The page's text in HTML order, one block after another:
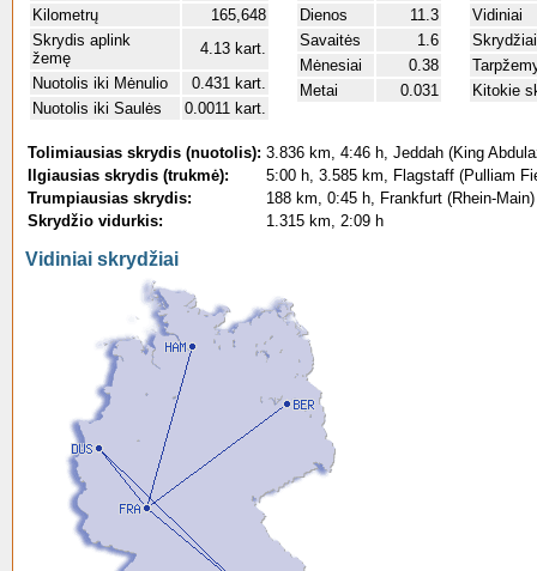
Kilometrų
165,648
Skrydis aplink
žemę
4.13 kart.
Nuotolis iki Mėnulio
0.431 kart.
Nuotolis iki Saulės
0.0011 kart.
Dienos
11.3
Savaitės
1.6
Mėnesiai
0.38
Metai
0.031
Vidiniai
Kitokie
Tolimiausias skrydis (nuotolis): 3.836 km, 4:46 h, Jeddah (King
Ilgiausias skrydis (trukmė):
5:00 h, 3.585 km, Flagstaff (Pulliam
Trumpiausias skrydis:
188 km, 0:45 h, Frankfurt (Rhein-
Skrydžio vidurkis:
1.315 km, 2:09 h
Vidiniai skrydžiai